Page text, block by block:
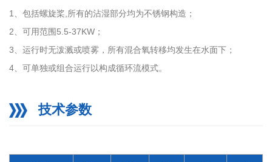
1、包括螺旋桨,所有的沾湿部分均为不锈钢构造；
2、可用范围5.5-37KW；
3、运行时无泼溅或喷雾，所有混合氧转移均发生在水面下；
4、可单独或组合运行以构成循环流模式。
技术参数